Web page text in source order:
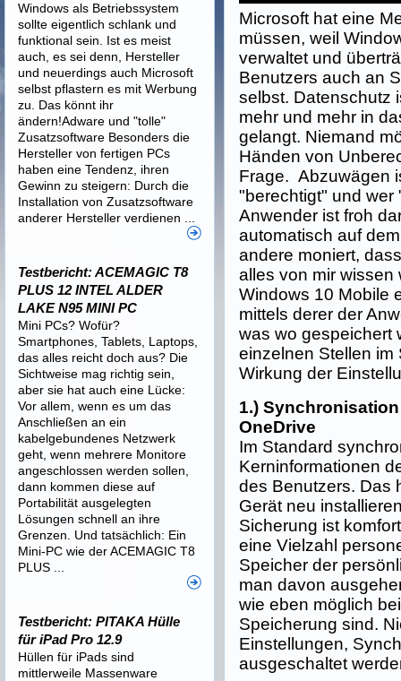
Microsoft hat eine
müssen, weil
verwaltet und
Benutzers auch an
selbst. Datenschutz
mehr und mehr in
gelangt. Niemand
Händen von
Frage. Abzuwägen
"berechtigt" und wer
Anwender ist froh
automatisch auf
andere moniert,
alles von mir wissen
Windows 10 Mobile
mittels derer der
was wo gespeichert
einzelnen Stellen
Wirkung der
1.)
OneDrive
Im Standard
Kerninformationen
des Benutzers. Das
Gerät neu
Sicherung ist
eine Vielzahl
Speicher der
man davon
wie eben möglich
Speicherung sind.
Einstellungen,
ausgeschaltet
Windows als Betriebssystem
sollte eigentlich schlank und
funktional sein. Ist es meist
auch, es sei denn, Hersteller
und neuerdings auch Microsoft
selbst pflastern es mit Werbung
zu. Das könnt ihr
ändern!Adware und "tolle"
Zusatzsoftware Besonders die
Hersteller von fertigen PCs
haben eine Tendenz, ihren
Gewinn zu steigern: Durch die
Installation von Zusatzsoftware
anderer Hersteller verdienen ...
Testbericht: ACEMAGIC T8
PLUS 12 INTEL ALDER
LAKE N95 MINI PC
Mini PCs? Wofür?
Smartphones, Tablets, Laptops,
das alles reicht doch aus? Die
Sichtweise mag richtig sein,
aber sie hat auch eine Lücke:
Vor allem, wenn es um das
Anschließen an ein
kabelgebundenes Netzwerk
geht, wenn mehrere Monitore
angeschlossen werden sollen,
dann kommen diese auf
Portabilität ausgelegten
Lösungen schnell an ihre
Grenzen. Und tatsächlich: Ein
Mini-PC wie der ACEMAGIC T8
PLUS ...
Testbericht: PITAKA Hülle
für iPad Pro 12.9
Hüllen für iPads sind
mittlerweile Massenware